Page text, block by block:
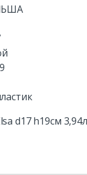
d17 h19см